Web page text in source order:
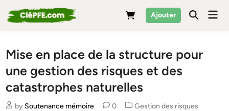
to
Ajouter
Mise en place de la structure pour
une gestion des risques et des
catastrophes naturelles
by Soutenance mémoire 0
Posted
Gestion des risques